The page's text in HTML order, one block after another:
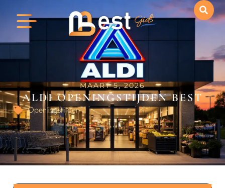
MAART 5, 2026
ALDI OPENINGSTIJDEN BEST
Openingstijden